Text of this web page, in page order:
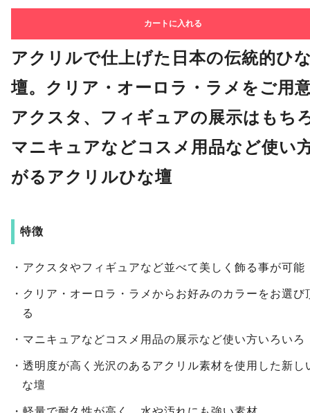
アクリルで仕上げた日本の伝統的ひ
壇。クリア・オーロラ・ラメをご用
アクスタ、フィギュアの展示はもち
マニキュアなどコスメ用品など使い
がるアクリルひな壇
特徴
・アクスタやフィギュアなど並べて美しく飾る事が可能
・クリア・オーロラ・ラメからお好みのカラーをお選び
る
・マニキュアなどコスメ用品の展示など使い方いろいろ
・透明度が高く光沢のあるアクリル素材を使用した新し
な壇